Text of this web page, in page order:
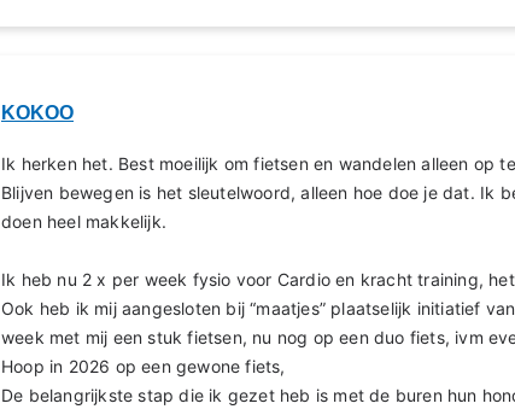
KOKOO
Ik herken het. Best moeilijk om fietsen en wandelen alleen op
Blijven bewegen is het sleutelwoord, alleen hoe doe je dat. Ik
doen heel makkelijk.
Ik heb nu 2 x per week fysio voor Cardio en kracht training,
Ook heb ik mij aangesloten bij “maatjes” plaatselijk initiatief
week met mij een stuk fietsen, nu nog op een duo fiets, ivm
Hoop in 2026 op een gewone fiets,
De belangrijkste stap die ik gezet heb is met de buren hun